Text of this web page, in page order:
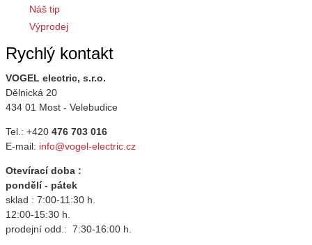
Náš tip
Výprodej
Rychlý kontakt
VOGEL electric, s.r.o.
Dělnická 20
434 01 Most - Velebudice
Tel.: +420 476 703 016
E-mail: info@vogel-electric.cz
Otevírací doba :
pondělí - pátek
sklad : 7:00-11:30 h.
12:00-15:30 h.
prodejní odd.: 7:30-16:00 h.